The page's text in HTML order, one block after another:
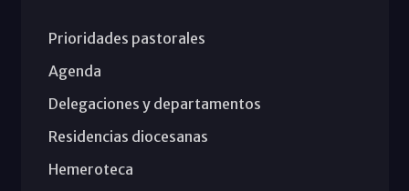
Prioridades pastorales
Agenda
Delegaciones y departamentos
Residencias diocesanas
Hemeroteca